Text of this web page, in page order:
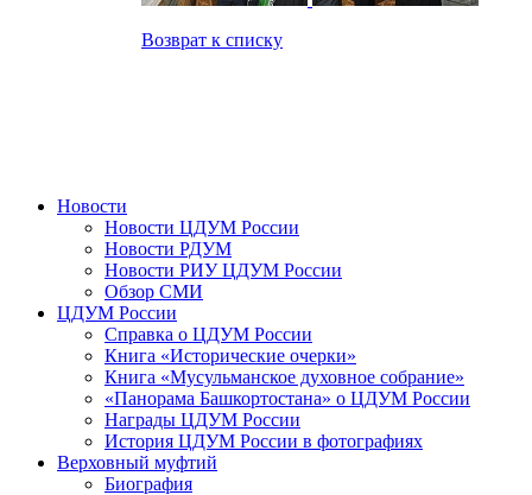
Возврат к списку
Новости
Новости ЦДУМ России
Новости РДУМ
Новости РИУ ЦДУМ России
Обзор СМИ
ЦДУМ России
Справка о ЦДУМ России
Книга «Исторические очерки»
Книга «Мусульманское духовное собрание»
«Панорама Башкортостана» о ЦДУМ России
Награды ЦДУМ России
История ЦДУМ России в фотографиях
Верховный муфтий
Биография